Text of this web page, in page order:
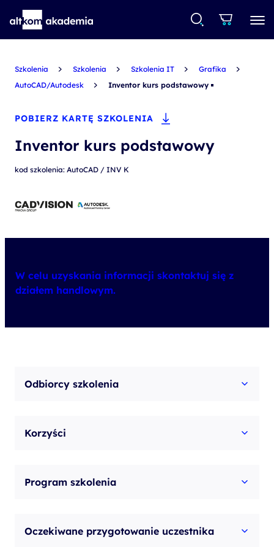
Szkolenia Szkolenia Szkolenia IT
Grafika
AutoCAD/Autodesk
Inventor kurs podstawowy
POBIERZ KARTĘ SZKOLENIA
Inventor kurs podstawowy
kod szkolenia: AutoCAD / INV K
W celu uzyskania informacji skontaktuj się z
działem handlowym.
Odbiorcy szkolenia
Korzyści
Program szkolenia
Oczekiwane przygotowanie uczestnika